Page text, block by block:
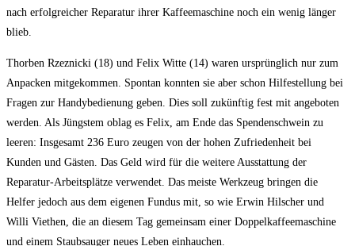
nach erfolgreicher Reparatur ihrer Kaffeemaschine noch ein wenig länger
blieb.
Thorben Rzeznicki (18) und Felix Witte (14) waren ursprünglich nur zum
Anpacken mitgekommen. Spontan konnten sie aber schon Hilfestellung bei
Fragen zur Handybedienung geben. Dies soll zukünftig fest mit angeboten
werden. Als Jüngstem oblag es Felix, am Ende das Spendenschwein zu
leeren: Insgesamt 236 Euro zeugen von der hohen Zufriedenheit bei
Kunden und Gästen. Das Geld wird für die weitere Ausstattung der
Reparatur-Arbeitsplätze verwendet. Das meiste Werkzeug bringen die
Helfer jedoch aus dem eigenen Fundus mit, so wie Erwin Hilscher und
Willi Viethen, die an diesem Tag gemeinsam einer Doppelkaffeemaschine
und einem Staubsauger neues Leben einhauchen.